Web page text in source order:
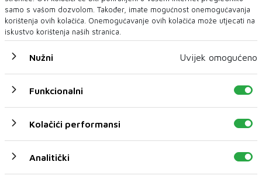
U novom broju pročitajte
SPORT
samo s vašom dozvolom. Također, imate mogućnost onemogućavanja
korištenja ovih kolačića. Onemogućavanje ovih kolačića može utjecati na
iskustvo korištenja naših stranica.
Nužni Uvijek omogućeno
Funkcionalni
Kolačići performansi
Analitički